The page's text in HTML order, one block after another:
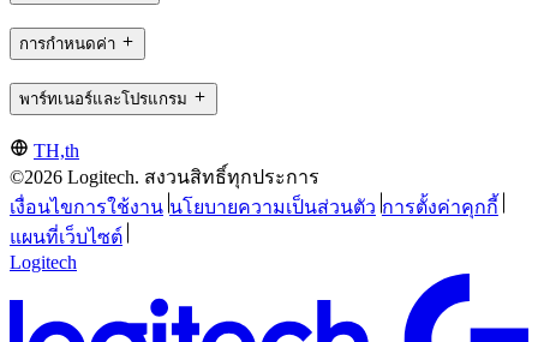
การกำหนดค่า
พาร์ทเนอร์และโปรแกรม
TH,th
©2026 Logitech. สงวนสิทธิ์ทุกประการ
เงื่อนไขการใช้งาน นโยบายความเป็นส่วนตัว การตั้งค่าคุกกี้
แผนที่เว็บไซต์
Logitech